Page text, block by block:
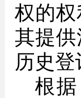
权的
其提
历史
根